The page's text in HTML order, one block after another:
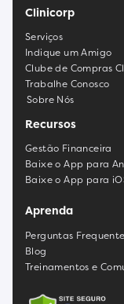
Clinicorp
Serviços
Indique um Amigo
Clube de Compras
Trabalhe Conosco
Sobre Nós
Recursos
Gestão Financeira
Baixe o App para
Baixe o App para
Aprenda
Perguntas
Blog
Treinamentos e